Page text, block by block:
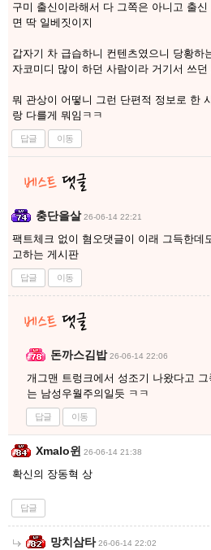
구미 출신이라해서 다 그쪽은 아니고 출
면 딱 일베짓이지
갑자기 차 급습하니 컨텐츠였으니 당황하
자코미디 많이 하던 사람이라 거기서 쓰던
뭐 관상이 어떻니 그런 단편적 정보로 한
랑 다를게 뭐임ㅋㅋ
답글 이동
충단을살 26-06-14 22:21
팩트체크 없이 혐오댓글이 이래 그득한데
고하는 게시판
답글 이동
돈까스김밥 26-06-14 22:06
개그맨 트렁크에서 성조기 나왔다고
는 남성우월주의일듯 ㅋㅋ
답글 이동
Xmalo윈 26-06-14 21:38
확신의 장동혁 상
답글
망치삼타 26-06-14 22:02